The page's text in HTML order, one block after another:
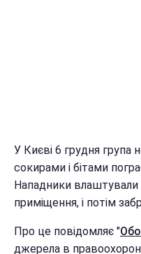
У Києві 6 грудня група
сокирами і бітами
Нападники
приміщення, і потім
Про це повідомляє "
джерела в